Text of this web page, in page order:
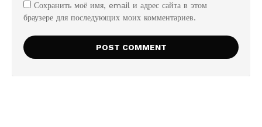
Сохранить моё имя, email и адрес сайта в этом
браузере для последующих моих комментариев.